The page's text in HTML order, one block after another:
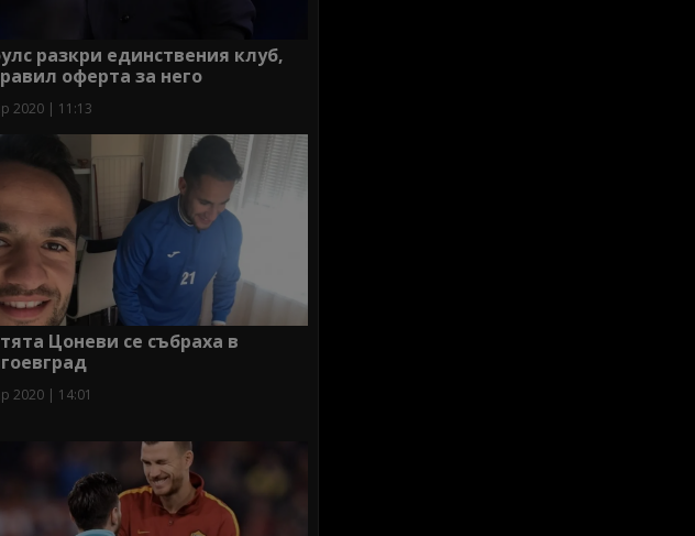
разкри единствения клуб,
оферта за него
2020 | 11:13
Цоневи се събраха в
2020 | 14:01